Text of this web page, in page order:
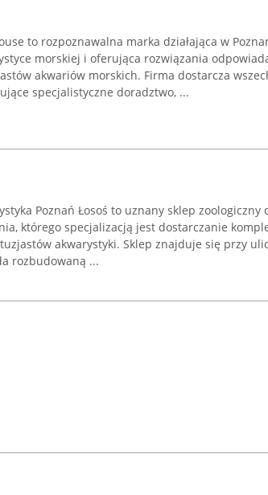
to rozpoznawalna marka działająca w
morskiej i oferująca rozwiązania
akwariów morskich. Firma dostarcza
specjalistyczne doradztwo, ...
Poznań Łosoś to uznany sklep zoologiczny
którego specjalizacją jest dostarczanie
akwarystyki. Sklep znajduje się przy
rozbudowaną ...